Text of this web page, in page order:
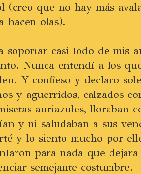
(creo que no hay más
hacen olas).
soportar casi todo de mis
Nunca entendí a los
Y confieso y declaro
y aguerridos, calzados
auriazules, lloraban
y ni saludaban a sus
y lo siento mucho por
para nada que
semejante costumbre.